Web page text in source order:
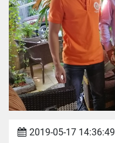
2019-05-17 14:36:49